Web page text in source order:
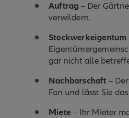
Auftrag – Der
verwildern.
Stockwerkeigentum
gar nicht alle
Nachbarschaft –
Fan und lässt Sie
Miete– Ihr Mieter